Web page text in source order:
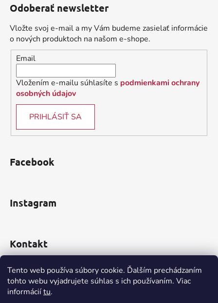
Tento web používa súbory cookie. Ďalším prechádzaním
tohto webu vyjadrujete súhlas s ich používaním. Viac
informáciítu.
Odoberať newsletter
Vložte svoj e-mail a my Vám budeme zasielať informácie
o nových produktoch na našom e-shope.
Email
Vložením e-mailu súhlasíte s podmienkami ochrany
osobných údajov
PRIHLÁSIŤ SA
Facebook
Instagram
Kontakt
obchod@incomp.sk
0910 999 552